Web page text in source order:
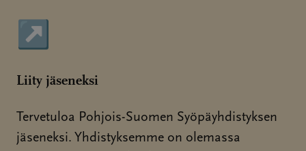
Sivu avautuu uudessa ikkunassa
↗
Liity jäseneksi
Tervetuloa Pohjois-Suomen Syöpäyhdistyksen
jäseneksi. Yhdistyksemme on olemassa